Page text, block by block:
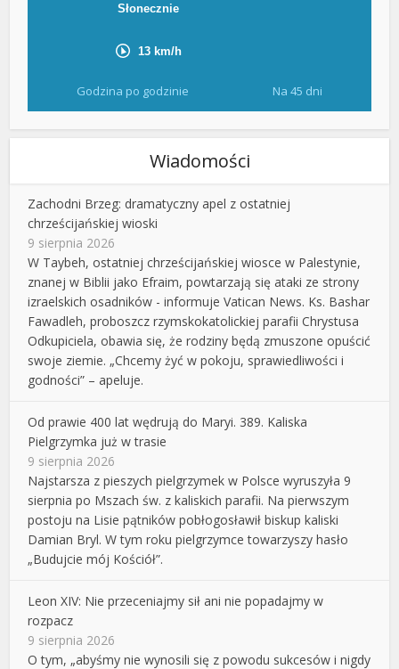
Godzina po godzinie Na 45 dni
Wiadomości
Zachodni Brzeg: dramatyczny apel z ostatniej
chrześcijańskiej wioski
9 sierpnia 2026
W Taybeh, ostatniej chrześcijańskiej wiosce w Palestynie,
znanej w Biblii jako Efraim, powtarzają się ataki ze strony
izraelskich osadników - informuje Vatican News. Ks. Bashar
Fawadleh, proboszcz rzymskokatolickiej parafii Chrystusa
Odkupiciela, obawia się, że rodziny będą zmuszone opuścić
swoje ziemie. „Chcemy żyć w pokoju, sprawiedliwości i
godności” – apeluje.
Od prawie 400 lat wędrują do Maryi. 389. Kaliska
Pielgrzymka już w trasie
9 sierpnia 2026
Najstarsza z pieszych pielgrzymek w Polsce wyruszyła 9
sierpnia po Mszach św. z kaliskich parafii. Na pierwszym
postoju na Lisie pątników pobłogosławił biskup kaliski
Damian Bryl. W tym roku pielgrzymce towarzyszy hasło
„Budujcie mój Kościół”.
Leon XIV: Nie przeceniajmy sił ani nie popadajmy w
rozpacz
9 sierpnia 2026
O tym, „abyśmy nie wynosili się z powodu sukcesów i nigdy